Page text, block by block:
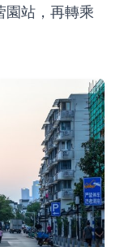
園站，再轉乘